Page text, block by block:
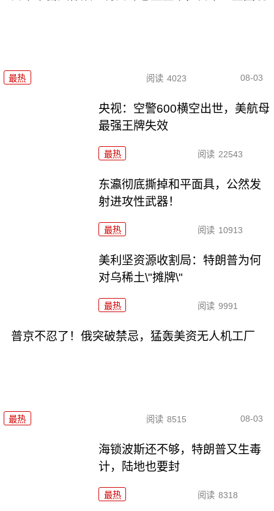
最热 阅读 4023 08-03
央视：空警600横空出世，美航母
最强王牌失效
最热 阅读 22543
东瀛彻底撕掉和平面具，公然发
射进攻性武器！
最热 阅读 10913
美利坚资源收割局：特朗普为何
对乌稀土\"摊牌\"
最热 阅读 9991
普京不忍了！俄突破禁忌，猛轰美资无人机工厂
最热 阅读 8515 08-03
海锁波斯还不够，特朗普又生毒
计，陆地也要封
最热 阅读 8318